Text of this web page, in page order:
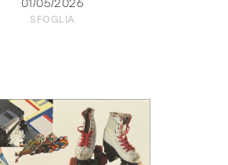
01/05/2026
SFOGLIA